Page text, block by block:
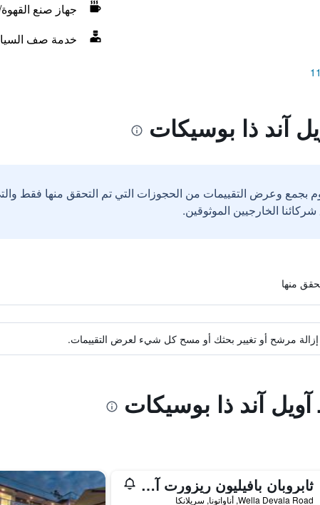
جهاز صنع
خدمة صف
آند ذا بوسيكات
بجمع وعرض التقييمات من الحجوزات التي تم التحقق منها فقط
إزالة مرشح أو تغيير بحثك أو مسح كل شيء لعرض التقييمات.
آند ذا بوسيكات
ثابروبان بافيليون ريزورت آند سبا
Wella Devala Road, أناواتونا, سريلانكا